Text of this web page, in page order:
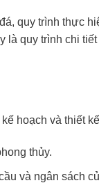
quy trình thực
quy trình chi
hoạch và thiết
thủy.
và ngân sách